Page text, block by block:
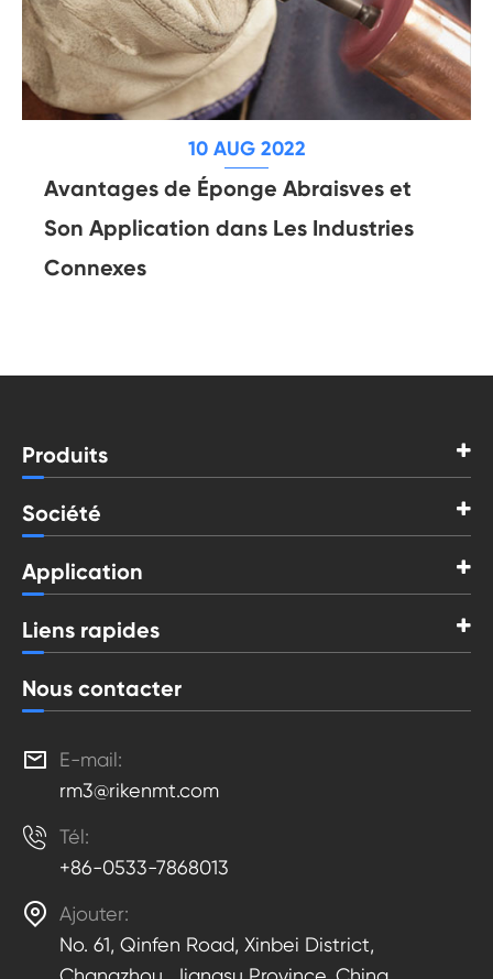
10 AUG 2022
Avantages de Éponge Abraisves et
Son Application dans Les Industries
Connexes
Produits
Société
Application
Liens rapides
Nous contacter

E-mail:
rm3@rikenmt.com
 Tél:
+86-0533-7868013
 Ajouter:
No. 61, Qinfen Road, Xinbei District,